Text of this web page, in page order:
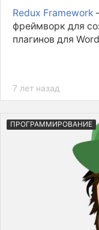
Redux Framework
фреймворк для
плагинов для
7 лет назад
ПРОГРАММИРОВАНИЕ